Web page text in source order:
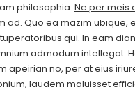
philosophia. Ne per meis
Quo ea mazim ubique,
qui. In eam
admodum intellegat.
apeirian no, per at eius
laudem maluisset